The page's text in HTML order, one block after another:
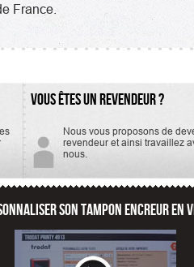
France.
VOUS ÊTES UN REVENDEUR ?
Nous vous proposons de
revendeur et ainsi travaillez
nous.
SON TAMPON ENCREUR EN